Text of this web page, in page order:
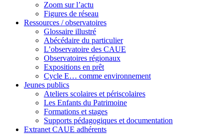
Zoom sur l’actu
Figures de réseau
Ressources / observatoires
Glossaire illustré
Abécédaire du particulier
L’observatoire des CAUE
Observatoires régionaux
Expositions en prêt
Cycle E… comme environnement
Jeunes publics
Ateliers scolaires et périscolaires
Les Enfants du Patrimoine
Formations et stages
Supports pédagogiques et documentation
Extranet CAUE adhérents